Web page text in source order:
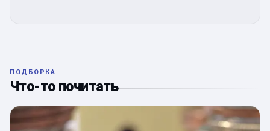
ПОДБОРКА
Что-то почитать